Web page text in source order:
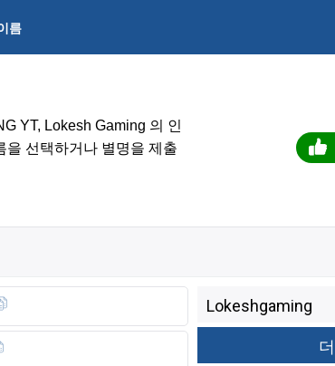
름
YT, Lokesh Gaming 의 인
을 선택하거나 별명을 제출